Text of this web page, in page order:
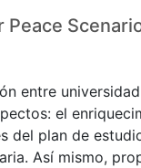
entre
el
del plan de
Así mismo,